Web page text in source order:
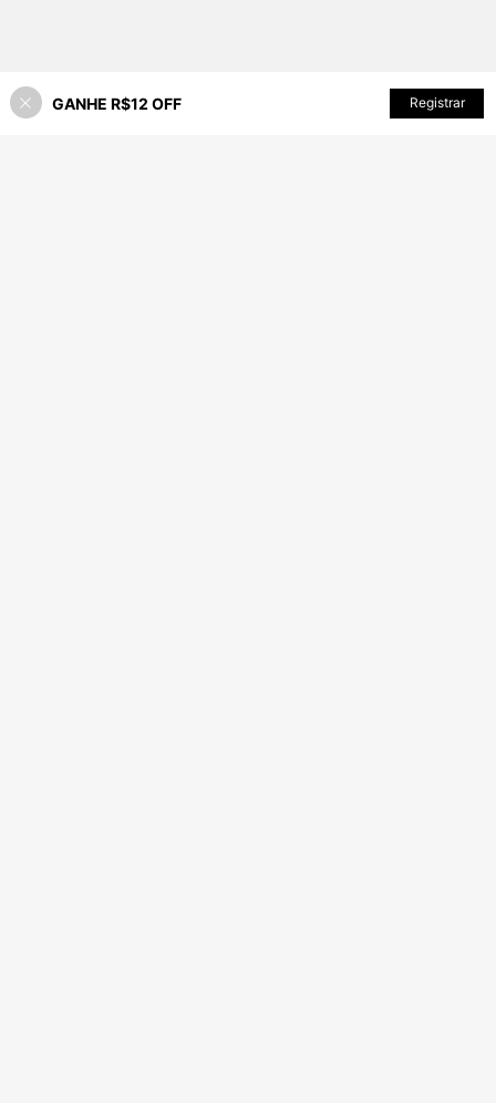
2% OFF! ADICIONAR AO CARRINHO
GANHE R$12 OFF Registrar